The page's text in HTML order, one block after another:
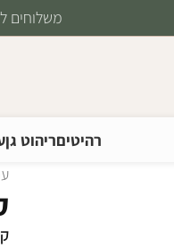
משלוחים
רהיטיםריהוט גן